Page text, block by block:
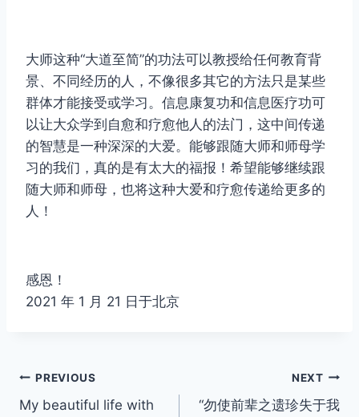
大师这种“大道至简”的功法可以教授给任何教育背
景、不同经历的人，不像很多其它的方法只是某些
群体才能接受或学习。信息康复功和信息医疗功可
以让大众学到自愈和疗愈他人的法门，这中间传递
的智慧是一种深深的大爱。能够跟随大师和师母学
习的我们，真的是有太大的福报！希望能够继续跟
随大师和师母，也将这种大爱和疗愈传递给更多的
人！
感恩！
2021 年 1 月 21 日于北京
Post
PREVIOUS
My beautiful life with
NEXT
“勿使前辈之遗珍失于我